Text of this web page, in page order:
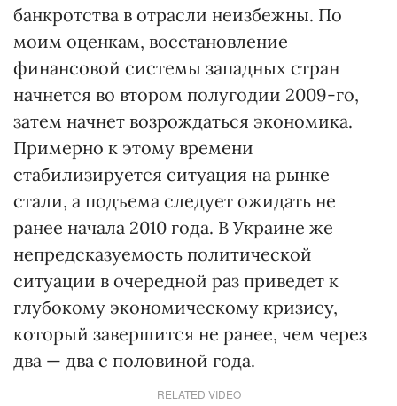
банкротства в отрасли неизбежны. По
моим оценкам, восстановление
финансовой системы западных стран
начнется во втором полугодии 2009-го,
затем начнет возрождаться экономика.
Примерно к этому времени
стабилизируется ситуация на рынке
стали, а подъема следует ожидать не
ранее начала 2010 года. В Украине же
непредсказуемость политической
ситуации в очередной раз приведет к
глубокому экономическому кризису,
который завершится не ранее, чем через
два — два с половиной года.
RELATED VIDEO